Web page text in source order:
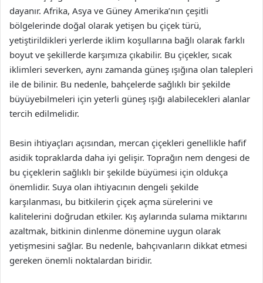
dayanır. Afrika, Asya ve Güney Amerika’nın çeşitli
bölgelerinde doğal olarak yetişen bu çiçek türü,
yetiştirildikleri yerlerde iklim koşullarına bağlı olarak farklı
boyut ve şekillerde karşımıza çıkabilir. Bu çiçekler, sıcak
iklimleri severken, aynı zamanda güneş ışığına olan talepleri
ile de bilinir. Bu nedenle, bahçelerde sağlıklı bir şekilde
büyüyebilmeleri için yeterli güneş ışığı alabilecekleri alanlar
tercih edilmelidir.
Besin ihtiyaçları açısından, mercan çiçekleri genellikle hafif
asidik topraklarda daha iyi gelişir. Toprağın nem dengesi de
bu çiçeklerin sağlıklı bir şekilde büyümesi için oldukça
önemlidir. Suya olan ihtiyacının dengeli şekilde
karşılanması, bu bitkilerin çiçek açma sürelerini ve
kalitelerini doğrudan etkiler. Kış aylarında sulama miktarını
azaltmak, bitkinin dinlenme dönemine uygun olarak
yetişmesini sağlar. Bu nedenle, bahçıvanların dikkat etmesi
gereken önemli noktalardan biridir.